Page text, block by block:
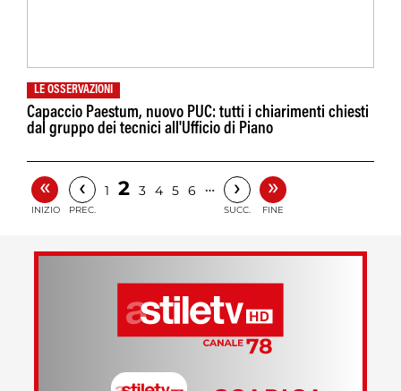
LE OSSERVAZIONI
Capaccio Paestum, nuovo PUC: tutti i chiarimenti chiesti
dal gruppo dei tecnici all'Ufficio di Piano
«
INIZIO
‹
PREC.
1 2 3 4 5 6 … ›
SUCC.
»
FINE